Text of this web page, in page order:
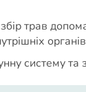
трав
систему та